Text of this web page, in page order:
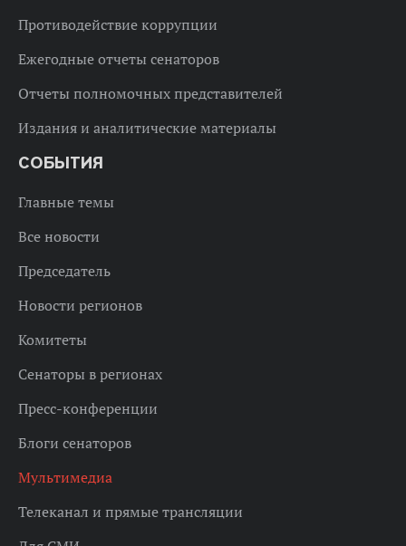
Противодействие коррупции
Ежегодные отчеты сенаторов
Отчеты полномочных представителей
Издания и аналитические материалы
СОБЫТИЯ
Главные темы
Все новости
Председатель
Новости регионов
Комитеты
Сенаторы в регионах
Пресс-конференции
Блоги сенаторов
Мультимедиа
Телеканал и прямые трансляции